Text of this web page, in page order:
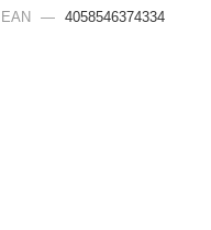
EAN
— 4058546374334